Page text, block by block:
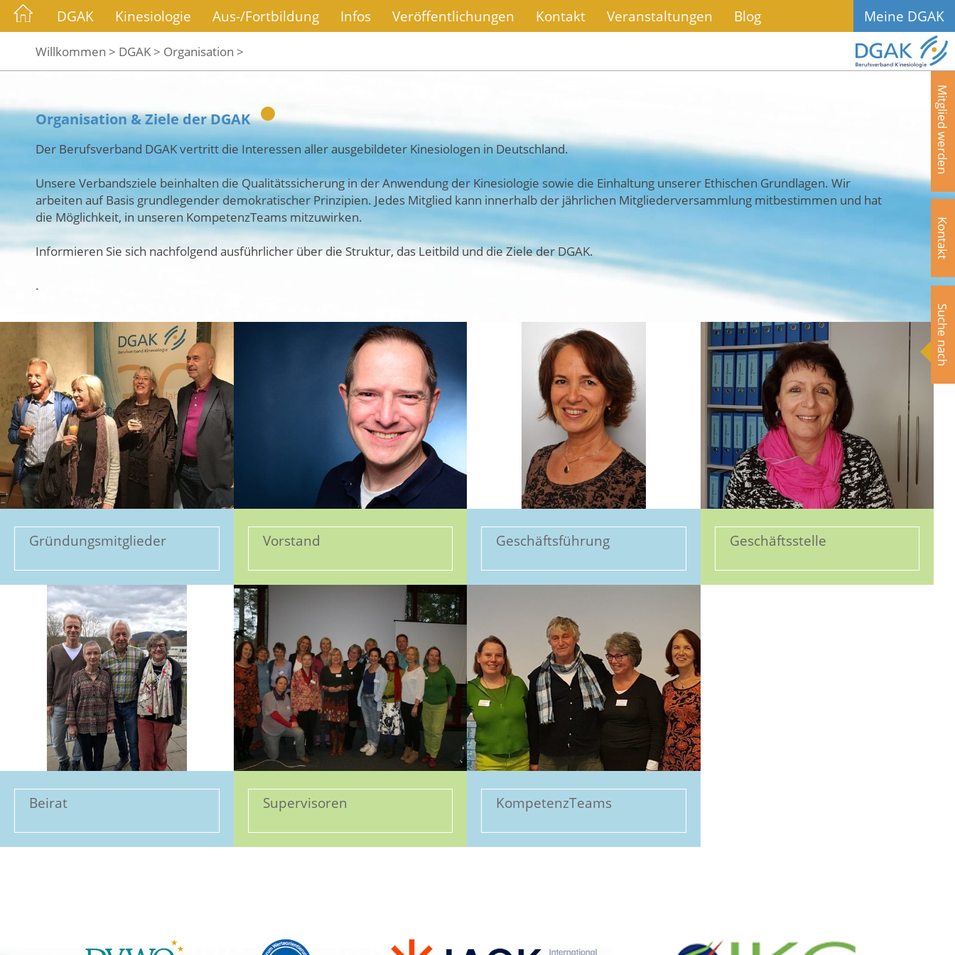
DGAK Kinesiologie Aus-/Fortbildung Infos Veröffentlichungen Kontakt Veranstaltungen Blog Meine DGAK
Willkommen > DGAK > Organisation >
Mitglied werden
Kontakt
Suche nach
Organisation & Ziele der DGAK
Der Berufsverband DGAK vertritt die Interessen aller ausgebildeter Kinesiologen in Deutschland.
Unsere Verbandsziele beinhalten die Qualitätssicherung in der Anwendung der Kinesiologie sowie die Einhaltung unserer Ethischen Grundlagen. Wir
arbeiten auf Basis grundlegender demokratischer Prinzipien. Jedes Mitglied kann innerhalb der jährlichen Mitgliederversammlung mitbestimmen und hat
die Möglichkeit, in unseren KompetenzTeams mitzuwirken.
Informieren Sie sich nachfolgend ausführlicher über die Struktur, das Leitbild und die Ziele der DGAK.
.
Gründungsmitglieder Vorstand Geschäftsführung Geschäftsstelle
Beirat Supervisoren KompetenzTeams